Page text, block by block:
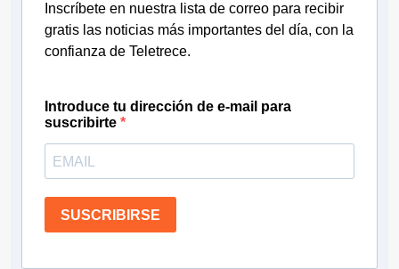
Inscríbete en nuestra lista de correo para recibir
gratis las noticias más importantes del día, con la
confianza de Teletrece.
Introduce tu dirección de e-mail para
suscribirte
SUSCRIBIRSE